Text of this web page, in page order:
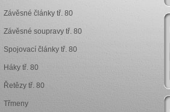
Závěsné články tř. 80
Závěsné soupravy tř. 80
Spojovací články tř. 80
Háky tř. 80
Řetězy tř. 80
Třmeny